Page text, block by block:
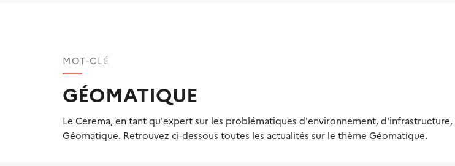
MOT-CLÉ
GÉOMATIQUE
Le Cerema, en tant qu'expert sur les problématiques d'environnement,
Géomatique. Retrouvez ci-dessous toutes les actualités sur le thème Géomatique.